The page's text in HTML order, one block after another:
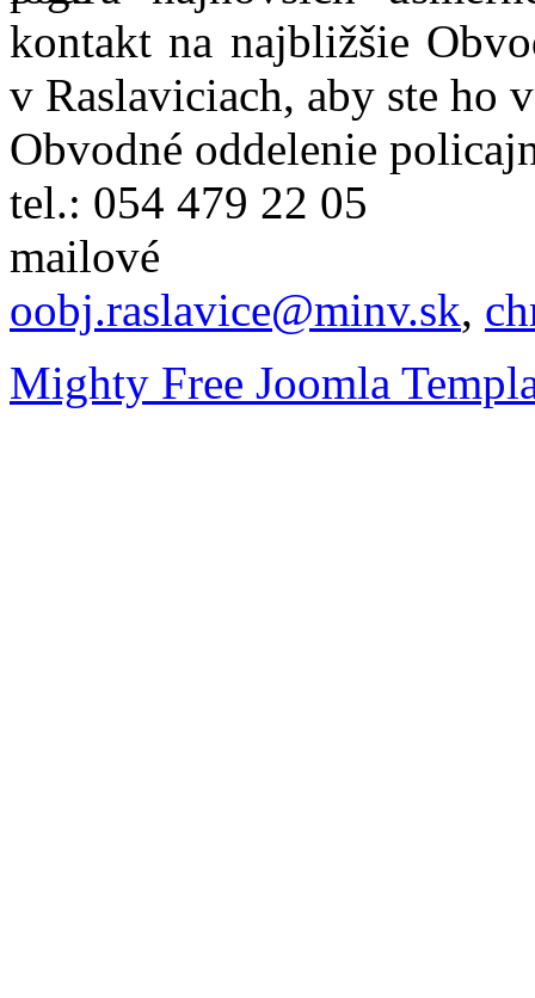
kontakt na najbližšie
v Raslaviciach, aby ste ho
Obvodné oddelenie
tel.: 054 479 22 05
oobj.raslavice@minv.sk,
Mighty Free Joomla